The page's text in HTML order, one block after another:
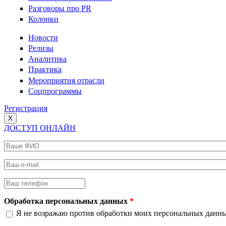
Разговоры про PR
Колонки
Новости
Релизы
Аналитика
Практика
Мероприятия отрасли
Соцпрограммы
Регистрация
X
ДОСТУП ОНЛАЙН
Ваше ФИО
Ваш e-mail
Ваш телефон
Обработка персональных данных *
Я не возражаю против обработки моих персональных